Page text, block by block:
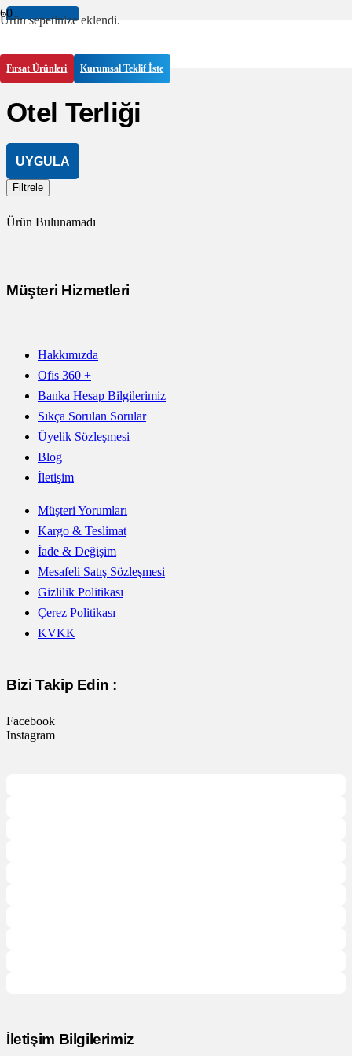
Ürünsepetinize eklendi.
Fırsat Ürünleri Kurumsal Teklif İste
UYGULA
Otel Terliği
UYGULA
Filtrele
Ürün Bulunamadı
Müşteri Hizmetleri
Hakkımızda
Ofis 360 +
Banka Hesap Bilgilerimiz
Sıkça Sorulan Sorular
Üyelik Sözleşmesi
Blog
İletişim
Müşteri Yorumları
Kargo & Teslimat
İade & Değişim
Mesafeli Satış Sözleşmesi
Gizlilik Politikası
Çerez Politikası
KVKK
Bizi Takip Edin :
Facebook
Instagram
İletişim Bilgilerimiz